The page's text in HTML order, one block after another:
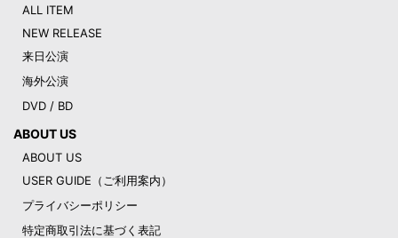
ALL ITEM
NEW RELEASE
来日公演
海外公演
DVD / BD
ABOUT US
ABOUT US
USER GUIDE（ご利用案内）
プライバシーポリシー
特定商取引法に基づく表記